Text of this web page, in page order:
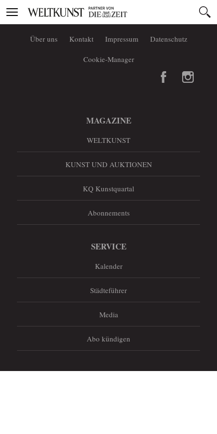
Toggle
navigation
Über uns Kontakt Impressum Datenschutz
Cookie-Manager
MAGAZINE
WELTKUNST
KUNST UND AUKTIONEN
KQ Kunstquartal
Abonnements
SERVICE
Kalender
Städteführer
Media
Abo kündigen